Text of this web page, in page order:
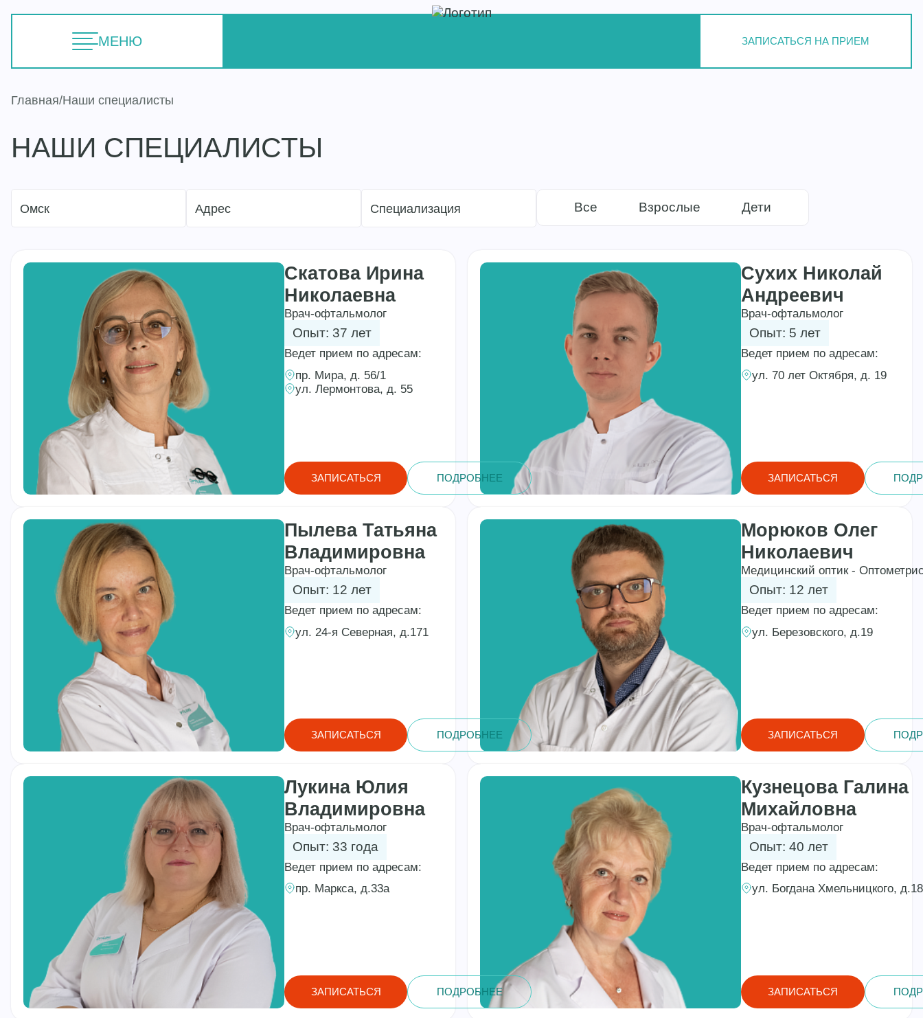
МЕНЮ ЗАПИСАТЬСЯ НА ПРИЕМ
Главная Наши специалисты
НАШИ СПЕЦИАЛИСТЫ
Омск Адрес Специализация Все Взрослые Дети
Скатова Ирина
Николаевна
Врач-офтальмолог
Опыт: 37 лет
Ведет прием по адресам:
пр. Мира, д. 56/1
ул. Лермонтова, д. 55
ЗАПИСАТЬСЯ ПОДРОБНЕЕ
Сухих Николай
Андреевич
Врач-офтальмолог
Опыт: 5 лет
Ведет прием по адресам:
ул. 70 лет Октября, д. 19
ЗАПИСАТЬСЯ
Пылева Татьяна
Владимировна
Врач-офтальмолог
Опыт: 12 лет
Ведет прием по адресам:
ул. 24-я Северная, д.171
ЗАПИСАТЬСЯ ПОДРОБНЕЕ
Морюков Олег
Николаевич
Медицинский оптик -
Опыт: 12 лет
Ведет прием по адресам:
ул. Березовского, д.19
ЗАПИСАТЬСЯ
Лукина Юлия
Владимировна
Врач-офтальмолог
Опыт: 33 года
Ведет прием по адресам:
пр. Маркса, д.33а
ЗАПИСАТЬСЯ ПОДРОБНЕЕ
Кузнецова Галина
Михайловна
Врач-офтальмолог
Опыт: 40 лет
Ведет прием по адресам:
ул. Богдана Хмельницкого,
ЗАПИСАТЬСЯ